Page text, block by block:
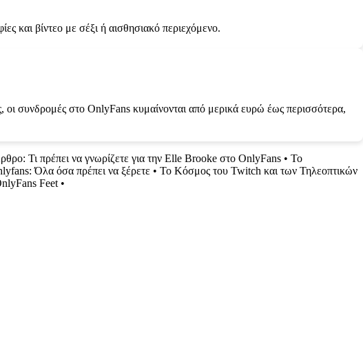
και βίντεο με σέξι ή αισθησιακό περιεχόμενο.
οι συνδρομές στο OnlyFans κυμαίνονται από μερικά ευρώ έως περισσότερα,
Τι πρέπει να γνωρίζετε για την Elle Brooke στο OnlyFans • Το
Όλα όσα πρέπει να ξέρετε • Το Κόσμος του Twitch και των Τηλεοπτικών
Feet•